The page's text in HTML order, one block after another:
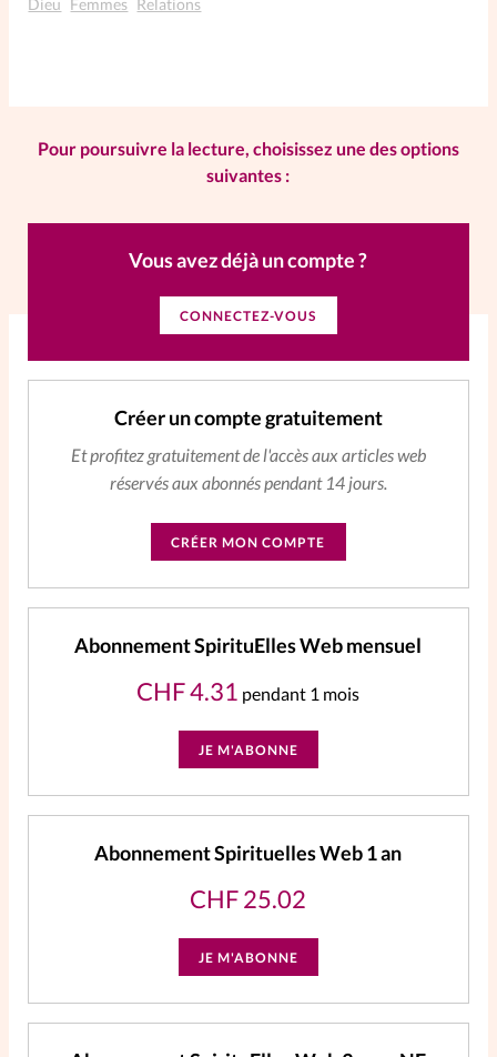
Mon compte
Changement d'adresse
Dieu Femmes Relations
Pour poursuivre la lecture, choisissez une des options
suivantes :
Vous avez déjà un compte ?
CONNECTEZ-VOUS
Créer un compte gratuitement
Et profitez gratuitement de l'accès aux articles web
réservés aux abonnés pendant 14 jours.
CRÉER MON COMPTE
Abonnement SpirituElles Web mensuel
CHF4.31 pendant 1 mois
JE M'ABONNE
Abonnement Spirituelles Web 1 an
CHF25.02
JE M'ABONNE